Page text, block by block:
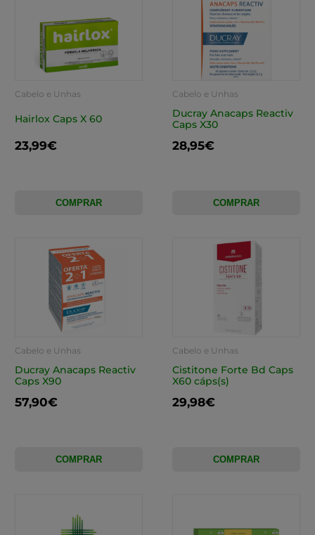
Cabelo e Unhas
Hairlox Caps X 60
23,99€
COMPRAR
Cabelo e Unhas
Ducray Anacaps Reactiv
Caps X30
28,95€
COMPRAR
Cabelo e Unhas
Ducray Anacaps Reactiv
Caps X90
57,90€
COMPRAR
Cabelo e Unhas
Cistitone Forte Bd Caps
X60 cáps(s)
29,98€
COMPRAR